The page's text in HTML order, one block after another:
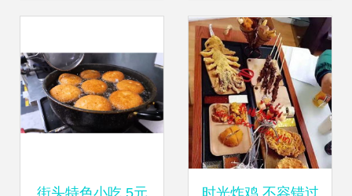
食荟萃
街头特色小吃 5元 时光炸鸡 不容错过